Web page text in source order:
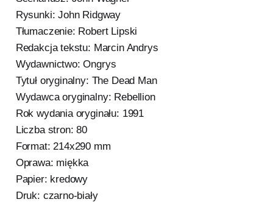
Rysunki: John Ridgway
Tłumaczenie: Robert Lipski
Redakcja tekstu: Marcin Andrys
Wydawnictwo: Ongrys
Tytuł oryginalny: The Dead Man
Wydawca oryginalny: Rebellion
Rok wydania oryginału: 1991
Liczba stron: 80
Format: 214x290 mm
Oprawa: miękka
Papier: kredowy
Druk: czarno-biały